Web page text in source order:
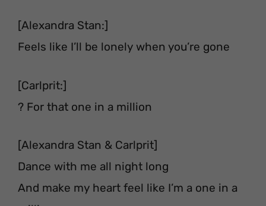
[Alexandra Stan:]
Feels like I’ll be lonely when you’re gone
[Carlprit:]
? For that one in a million
[Alexandra Stan & Carlprit]
Dance with me all night long
And make my heart feel like I’m a one in a